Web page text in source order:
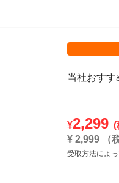
当社おすす
¥2,299 (
¥ 2,999（
受取方法によ